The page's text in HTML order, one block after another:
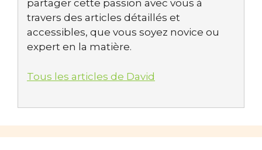
partager cette passion avec vous à
travers des articles détaillés et
accessibles, que vous soyez novice ou
expert en la matière.
Tous les articles de David